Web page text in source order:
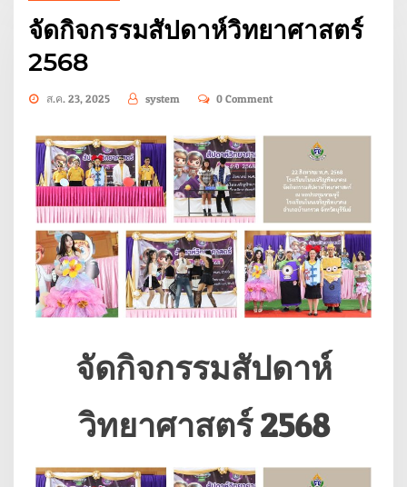
จัดกิจกรรมสัปดาห์วิทยาศาสตร์
2568
ส.ค. 23, 2025 system 0 Comment
จัดกิจกรรมสัปดาห์
วิทยาศาสตร์ 2568